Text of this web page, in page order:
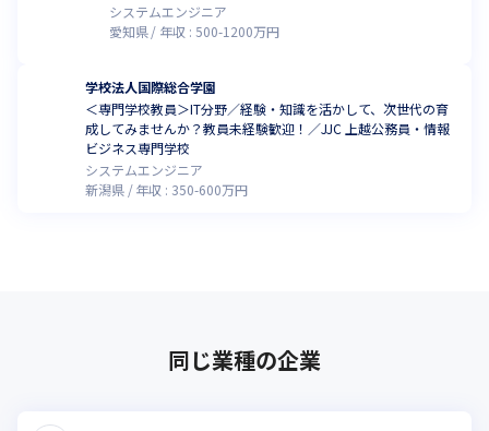
システムエンジニア
愛知県
年収 : 500-1200万円
学校法人国際総合学園
＜専門学校教員＞IT分野／経験・知識を活かして、次世代の育
成してみませんか？教員未経験歓迎！／JJC 上越公務員・情報
ビジネス専門学校
システムエンジニア
新潟県
年収 : 350-600万円
同じ業種の企業